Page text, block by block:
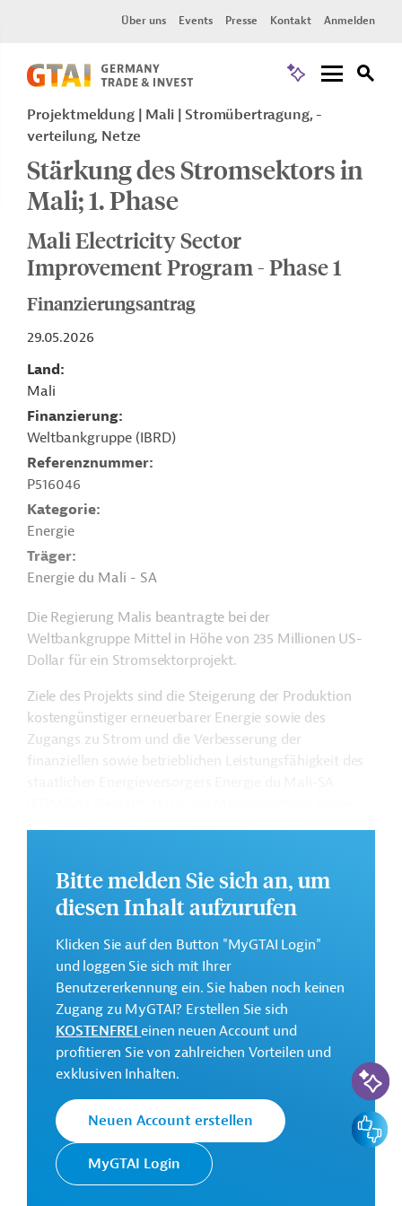
Über uns Events Presse Kontakt Anmelden
Projektmeldung Mali
Stromübertragung, -
verteilung, Netze
Stärkung des Stromsektors in
Mali; 1. Phase
Mali Electricity Sector
Improvement Program - Phase 1
Finanzierungsantrag
29.05.2026
Land
Mali
Finanzierung
Weltbankgruppe (IBRD)
Referenznummer
P516046
Kategorie
Energie
Träger
Energie du Mali - SA
Die Regierung Malis beantragte bei der
Weltbankgruppe Mittel in Höhe von 235 Millionen US-
Dollar für ein Stromsektorprojekt.
Ziele des Projekts sind die Steigerung der Produktion
kostengünstiger erneuerbarer Energie sowie des
Zugangs zu Strom und die Verbesserung der
finanziellen sowie betrieblichen Leistungsfähigkeit des
der Ausbau der Übertragungsnetze für eine bessere
Erhöhung der Versorgungssicherheit sowie die
Digitalisierung und Effizienzsteigerung der
Betriebsabläufe von EDM‑SA vorgesehen.
Weitere Informationen zu dem Entwicklungsprojekt
finden Sie auf derWebseite der Weltbankgruppe
und im Originaldokument, das zum Download
bereitsteht.
GTAI informiert über dieWeltbankgruppe:
Schwerpunkte, Regularien und praktische Hinweise zur
Geschäftsanbahnung.
Gesamtkosten:
295 Millionen US-Dollar
Geberbeitrag:
Bitte melden Sie sich an, um
diesen Inhalt aufzurufen
Klicken Sie auf den Button "MyGTAI Login"
und loggen Sie sich mit Ihrer
Benutzererkennung ein. Sie haben noch keinen
Zugang zu MyGTAI? Erstellen Sie sich
KOSTENFREIeinen neuen Account und
profitieren Sie von zahlreichen Vorteilen und
exklusiven Inhalten.
Neuen Account erstellen
MyGTAI Login
KI-